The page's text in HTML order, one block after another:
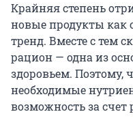
Крайняя степень
новые продукты как
тренд. Вместе с тем
рацион — одна из
здоровьем. Поэтому,
необходимые
возможность за